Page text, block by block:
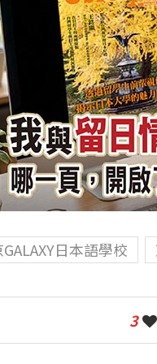
日本語學校
3